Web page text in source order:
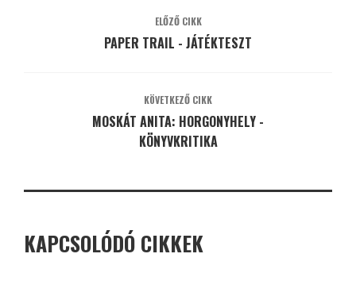
ELŐZŐ CIKK
PAPER TRAIL - JÁTÉKTESZT
KÖVETKEZŐ CIKK
MOSKÁT ANITA: HORGONYHELY -
KÖNYVKRITIKA
KAPCSOLÓDÓ CIKKEK